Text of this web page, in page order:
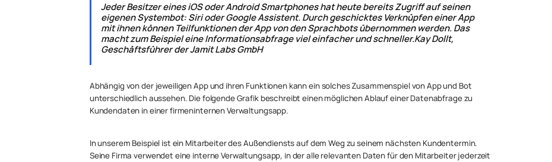
Jeder Besitzer eines iOS oder Android Smartphones hat heute bereits Zugriff auf seinen
eigenen Systembot: Siri oder Google Assistent. Durch geschicktes Verknüpfen einer App
mit ihnen können Teilfunktionen der App von den Sprachbots übernommen werden. Das
macht zum Beispiel eine Informationsabfrage viel einfacher und schneller.Kay Dollt,
Geschäftsführer der Jamit Labs GmbH
Abhängig von der jeweiligen App und ihren Funktionen kann ein solches Zusammenspiel von App und Bot
unterschiedlich aussehen. Die folgende Grafik beschreibt einen möglichen Ablauf einer Datenabfrage zu
Kundendaten in einer firmeninternen Verwaltungsapp.
In unserem Beispiel ist ein Mitarbeiter des Außendiensts auf dem Weg zu seinem nächsten Kundentermin.
Seine Firma verwendet eine interne Verwaltungsapp, in der alle relevanten Daten für den Mitarbeiter jederzeit